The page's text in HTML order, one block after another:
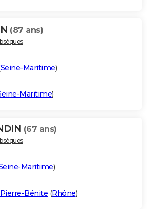
(87 ans)
Seine-Maritime)
Maritime)
(67 ans)
Maritime)
Bénite (Rhône)